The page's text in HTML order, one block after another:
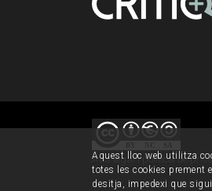
Avís legal i política de
Aquest lloc web utilitza
totes les cookies prement
desitja, impedexi que